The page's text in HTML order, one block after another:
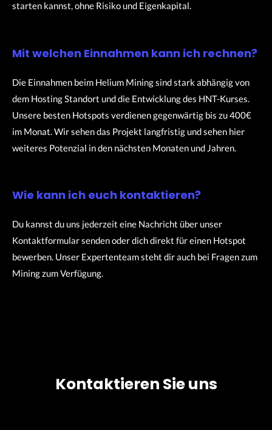
starten kannst, ohne Risiko und Eigenkapital.
Mit welchen Einnahmen kann ich rechnen?
Die Einnahmen beim Helium Mining sind stark abhängig von
dem Hosting Standort und die Entwicklung des HNT-Kurses.
Unsere besten Hotspots verdienen gegenwärtig bis zu 400€
im Monat. Wir sehen das Projekt langfristig und sehen hier
weiteres Potenzial in den nächsten Monaten und Jahren.
Wie kann ich euch kontaktieren?
Du kannst du uns jederzeit eine Nachricht über unser
Kontaktformular senden oder dich direkt für einen Hotspot
bewerben. Unser Expertenteam steht dir auch bei Fragen zum
Mining zum Verfügung.
Kontaktieren Sie uns